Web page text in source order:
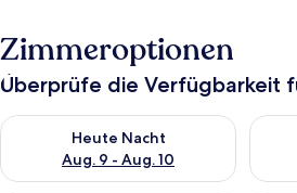
Zimmeroptionen
Überprüfe die Verfügbarkeit
Heute Nacht
Aug. 9 - Aug. 10
Überprüfe die Verfügbarkeit für